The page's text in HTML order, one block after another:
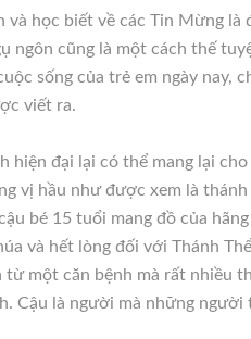
và học biết về các Tin Mừng
ngôn cũng là một cách thế
sống của trẻ em ngày nay,
viết ra.
hiện đại lại có thể mang lại
vị hầu như được xem là
bé 15 tuổi mang đồ của
và hết lòng đối với Thánh
từ một căn bệnh mà rất nhiều
Cậu là người mà những người